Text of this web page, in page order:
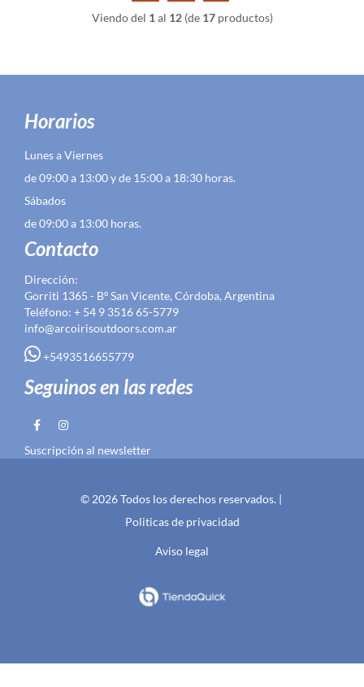
Viendo del 1 al 12(de 17productos)
Horarios
Lunes a Viernes
de 09:00 a 13:00 y de 15:00 a 18:30 horas.
Sábados
de 09:00 a 13:00 horas.
Contacto
Dirección:
Gorriti 1365 - Bº San Vicente, Córdoba, Argentina
Teléfono: + 54 9 3516 65-5779
info@arcoirisoutdoors.com.ar
+5493516655779
Seguinos en las redes
Suscripción al newsletter
© 2026 Todos los derechos reservados. |
Politicas de privacidad
Aviso legal